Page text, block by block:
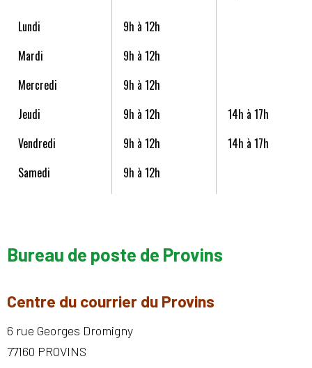
Lundi
9h à 12h
Mardi
9h à 12h
Mercredi
9h à 12h
Jeudi
9h à 12h
14h à 17h
Vendredi
9h à 12h
14h à 17h
Samedi
9h à 12h
Bureau de poste de Provins
Centre du courrier du Provins
6 rue Georges Dromigny
77160 PROVINS